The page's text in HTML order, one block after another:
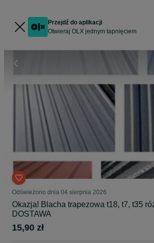
Przejdź do aplikacji
Otwieraj OLX jednym tapnięciem
Odświeżono dnia 04 sierpnia 2026
Okazja! Blacha trapezowa t18, t7, t35
DOSTAWA
15,90 zł